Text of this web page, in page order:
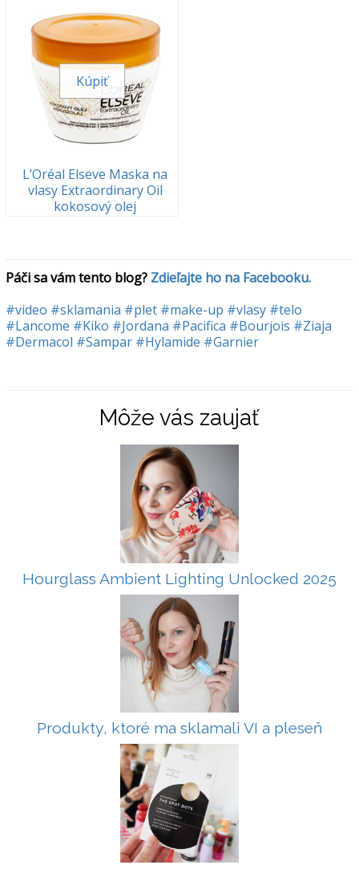
Kúpiť
L’Oréal Elseve Maska na
vlasy Extraordinary Oil
kokosový olej
Páči sa vám tento blog? Zdieľajte ho na Facebooku.
#video #sklamania #plet #make-up #vlasy #telo
#Lancome #Kiko #Jordana #Pacifica #Bourjois #Ziaja
#Dermacol #Sampar #Hylamide #Garnier
Môže vás zaujať
Hourglass Ambient Lighting Unlocked 2025
Produkty, ktoré ma sklamali VI a pleseň